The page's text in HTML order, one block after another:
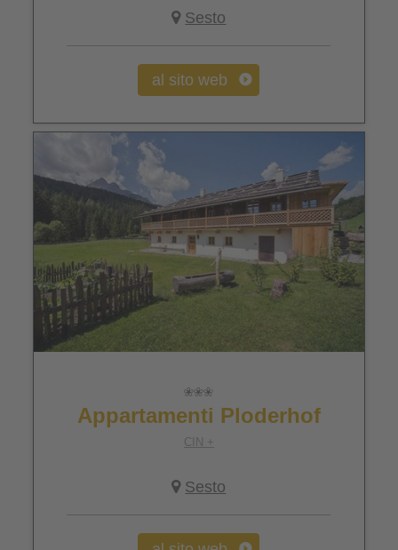
Sesto
al sito web
Appartamenti Ploderhof
CIN +
Sesto